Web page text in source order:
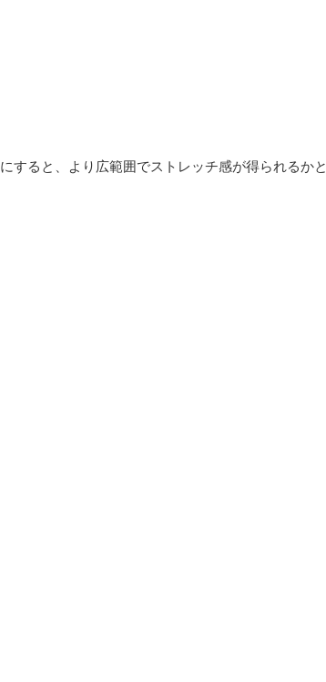
すると、より広範囲でストレッチ感が得られるかと